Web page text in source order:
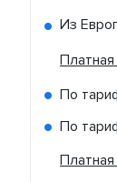
Из
Платная
По
По